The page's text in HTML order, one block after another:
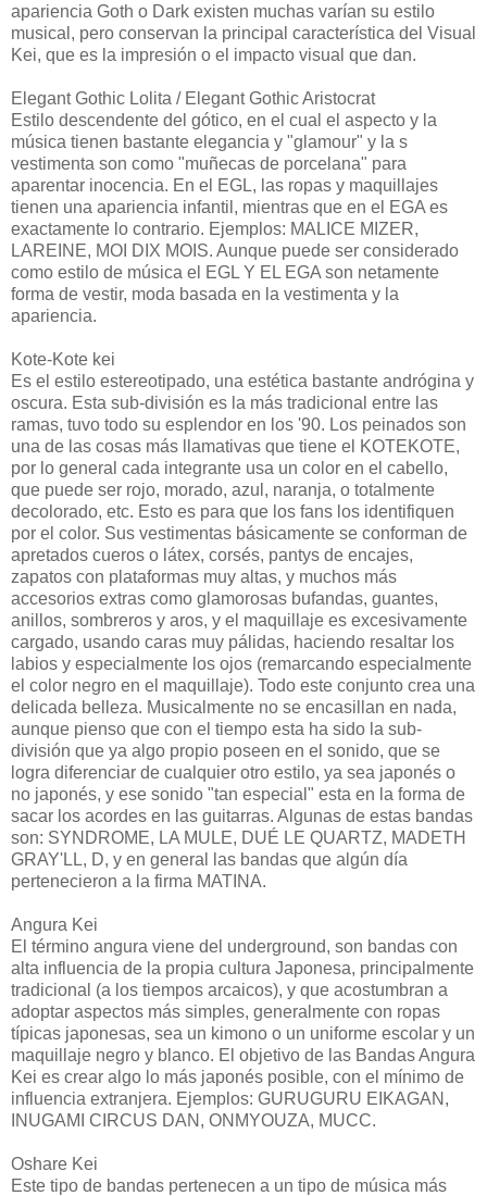
apariencia Goth o Dark existen muchas varían su estilo
musical, pero conservan la principal característica del Visual
Kei, que es la impresión o el impacto visual que dan.
Elegant Gothic Lolita / Elegant Gothic Aristocrat
Estilo descendente del gótico, en el cual el aspecto y la
música tienen bastante elegancia y "glamour" y la s
vestimenta son como "muñecas de porcelana" para
aparentar inocencia. En el EGL, las ropas y maquillajes
tienen una apariencia infantil, mientras que en el EGA es
exactamente lo contrario. Ejemplos: MALICE MIZER,
LAREINE, MOI DIX MOIS. Aunque puede ser considerado
como estilo de música el EGL Y EL EGA son netamente
forma de vestir, moda basada en la vestimenta y la
apariencia.
Kote-Kote kei
Es el estilo estereotipado, una estética bastante andrógina y
oscura. Esta sub-división es la más tradicional entre las
ramas, tuvo todo su esplendor en los '90. Los peinados son
una de las cosas más llamativas que tiene el KOTEKOTE,
por lo general cada integrante usa un color en el cabello,
que puede ser rojo, morado, azul, naranja, o totalmente
decolorado, etc. Esto es para que los fans los identifiquen
por el color. Sus vestimentas básicamente se conforman de
apretados cueros o látex, corsés, pantys de encajes,
zapatos con plataformas muy altas, y muchos más
accesorios extras como glamorosas bufandas, guantes,
anillos, sombreros y aros, y el maquillaje es excesivamente
cargado, usando caras muy pálidas, haciendo resaltar los
labios y especialmente los ojos (remarcando especialmente
el color negro en el maquillaje). Todo este conjunto crea una
delicada belleza. Musicalmente no se encasillan en nada,
aunque pienso que con el tiempo esta ha sido la sub-
división que ya algo propio poseen en el sonido, que se
logra diferenciar de cualquier otro estilo, ya sea japonés o
no japonés, y ese sonido "tan especial" esta en la forma de
sacar los acordes en las guitarras. Algunas de estas bandas
son: SYNDROME, LA MULE, DUÉ LE QUARTZ, MADETH
GRAY'LL, D, y en general las bandas que algún día
pertenecieron a la firma MATINA.
Angura Kei
El término angura viene del underground, son bandas con
alta influencia de la propia cultura Japonesa, principalmente
tradicional (a los tiempos arcaicos), y que acostumbran a
adoptar aspectos más simples, generalmente con ropas
típicas japonesas, sea un kimono o un uniforme escolar y un
maquillaje negro y blanco. El objetivo de las Bandas Angura
Kei es crear algo lo más japonés posible, con el mínimo de
influencia extranjera. Ejemplos: GURUGURU EIKAGAN,
INUGAMI CIRCUS DAN, ONMYOUZA, MUCC.
Oshare Kei
Este tipo de bandas pertenecen a un tipo de música más